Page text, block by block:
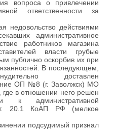
вопроса о привлечении
ответственности за
действиями
административное
работников магазина
власти грубые
публично оскорбив их при
В последующем,
доставлен
ОП №8 (г. Заволжск) МО
в отношении него решен
к административной
20.1 КоАП РФ (мелкое
подсудимый признал